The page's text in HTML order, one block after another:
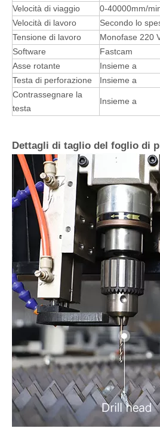
Velocità di viaggio
0-40000mm/
Velocità di lavoro
Secondo lo
Tensione di lavoro
Monofase 220
Software
Fastcam
Asse rotante
Insieme a
Testa di perforazione
Insieme a
Contrassegnare la
testa
Insieme a
Dettagli di taglio del foglio di